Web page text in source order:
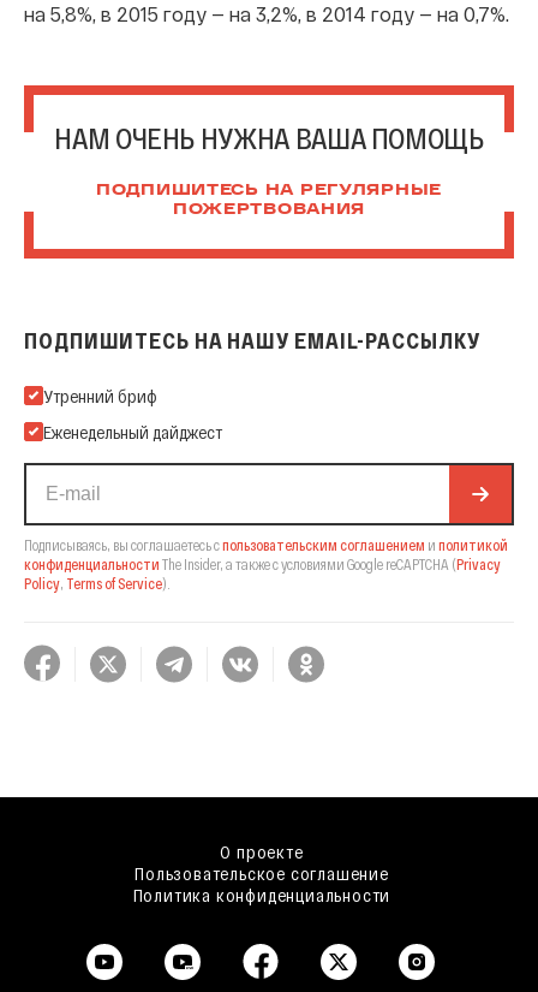
на 5,8%, в 2015 году — на 3,2%, в 2014 году — на 0,7%.
НАМ ОЧЕНЬ НУЖНА ВАША ПОМОЩЬ
ПОДПИШИТЕСЬ НА РЕГУЛЯРНЫЕ
ПОЖЕРТВОВАНИЯ
ПОДПИШИТЕСЬ НА НАШУ EMAIL-РАССЫЛКУ
Подпишитесь на нашу Email-рассылку
Утренний бриф
Еженедельный дайджест
Подписываясь, вы соглашаетесь спользовательским соглашением и политикой
конфиденциальности The Insider, а также с условиями Google reCAPTCHA (Privacy
Policy, Terms of Service).
О проекте
Пользовательское соглашение
Политика конфиденциальности